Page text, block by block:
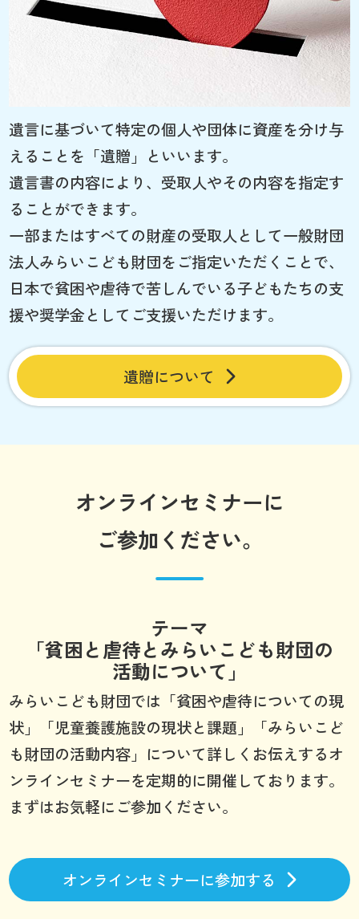
遺言に基づいて特定の個人や団体に資産を分け与
えることを「遺贈」といいます。
遺言書の内容により、受取人やその内容を指定す
ることができます。
一部またはすべての財産の受取人として一般財団
法人みらいこども財団をご指定いただくことで、
日本で貧困や虐待で苦しんでいる子どもたちの支
援や奨学金としてご支援いただけます。
遺贈について
オンラインセミナーに
ご参加ください。
テーマ
「貧困と虐待とみらいこども財団の
活動について」
みらいこども財団では「貧困や虐待についての現
状」「児童養護施設の現状と課題」「みらいこど
も財団の活動内容」について詳しくお伝えするオ
ンラインセミナーを定期的に開催しております。
まずはお気軽にご参加ください。
オンラインセミナーに参加する